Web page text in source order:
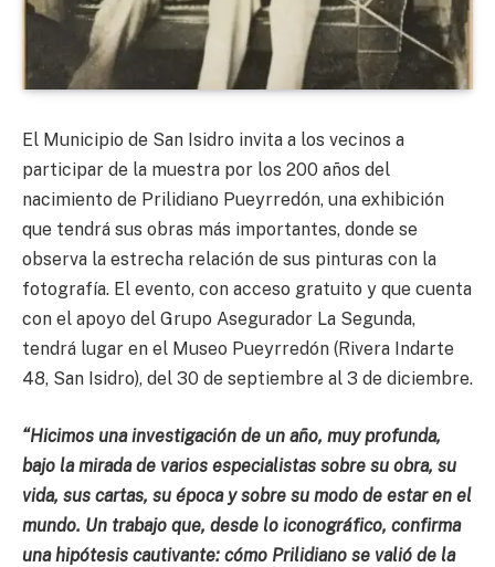
El Municipio de San Isidro invita a los vecinos a
participar de la muestra por los 200 años del
nacimiento de Prilidiano Pueyrredón, una exhibición
que tendrá sus obras más importantes, donde se
observa la estrecha relación de sus pinturas con la
fotografía. El evento, con acceso gratuito y que cuenta
con el apoyo del Grupo Asegurador La Segunda,
tendrá lugar en el Museo Pueyrredón (Rivera Indarte
48, San Isidro), del 30 de septiembre al 3 de diciembre.
“Hicimos una investigación de un año, muy profunda,
bajo la mirada de varios especialistas sobre su obra, su
vida, sus cartas, su época y sobre su modo de estar en el
mundo. Un trabajo que, desde lo iconográfico, confirma
una hipótesis cautivante: cómo Prilidiano se valió de la